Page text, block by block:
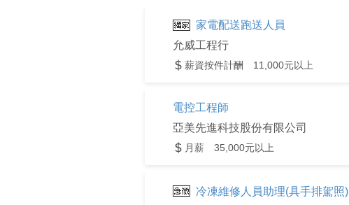
家電配送跑送人員
允威工程行
薪資按件計酬 11,000元以上
電控工程師
亞美先進科技股份有限公司
月薪 35,000元以上
冷凍維修人員助理(具手排駕照)